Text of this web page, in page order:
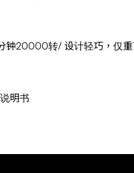
钟20000转/ 设计轻巧，仅
明书